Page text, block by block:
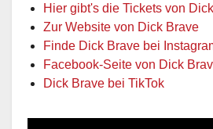
Hier gibt's die Tickets von
Zur Website von Dick Brave
Finde Dick Brave bei
Facebook-Seite von Dick
Dick Brave bei TikTok